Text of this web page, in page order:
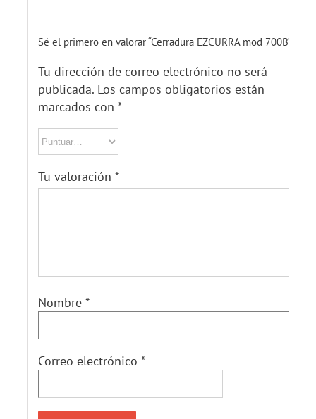
Sé el primero en valorar “Cerradura EZCURRA mod 700B”
Tu dirección de correo electrónico no será
publicada.Los campos obligatorios están
marcados con *
Tu valoración *
Nombre *
Correo electrónico *